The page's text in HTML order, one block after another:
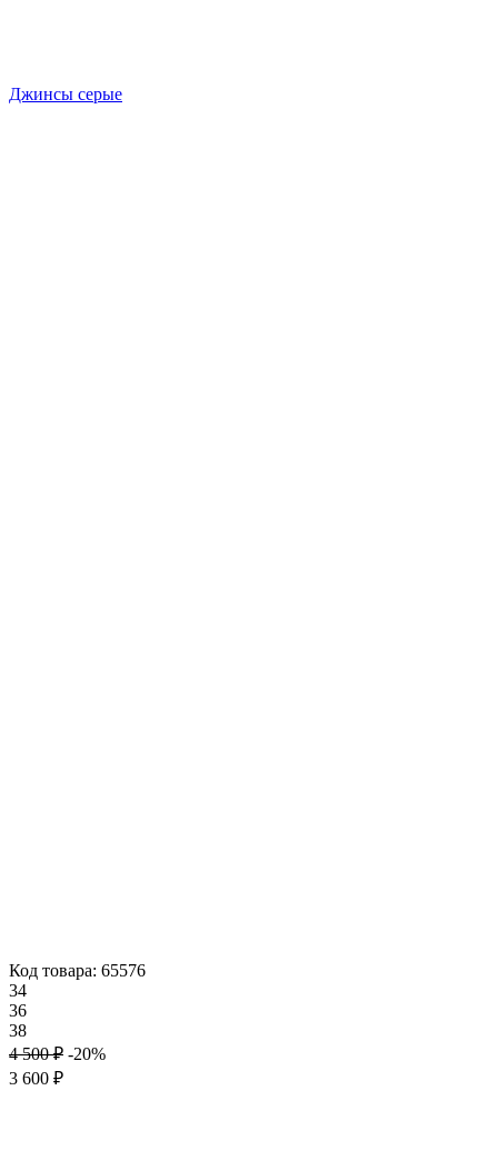
Джинсы серые
Код товара: 65576
34
36
38
4 500 ₽ -20%
3 600 ₽